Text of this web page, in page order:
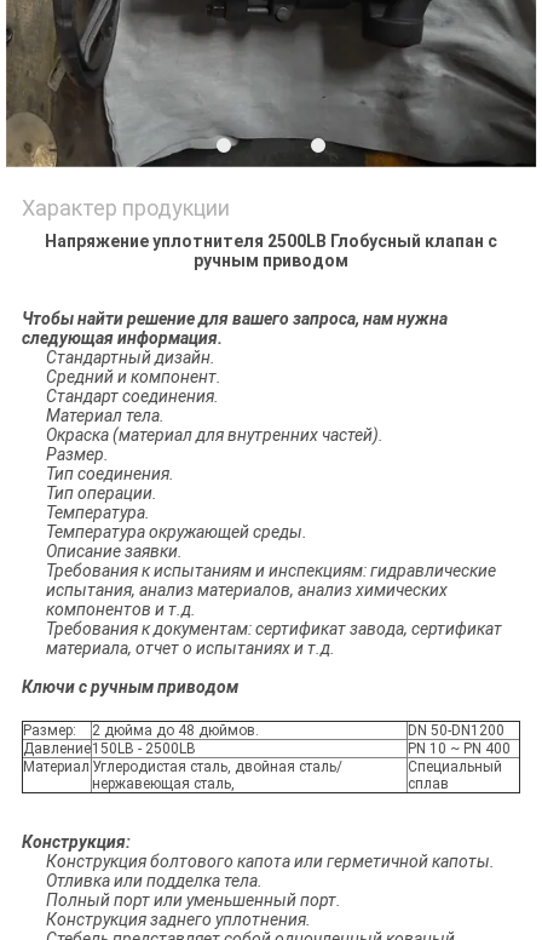
Характер продукции
Напряжение уплотнителя 2500LB Глобусный клапан с
ручным приводом
Чтобы найти решение для вашего запроса, нам нужна
следующая информация.
Стандартный дизайн.
Средний и компонент.
Стандарт соединения.
Материал тела.
Окраска (материал для внутренних частей).
Размер.
Тип соединения.
Тип операции.
Температура.
Температура окружающей среды.
Описание заявки.
Требования к испытаниям и инспекциям: гидравлические
испытания, анализ материалов, анализ химических
компонентов и т.д.
Требования к документам: сертификат завода, сертификат
материала, отчет о испытаниях и т.д.
Ключи с ручным приводом
Размер: 2 дюйма до 48 дюймов.
DN 50-DN1200
Давление150LB - 2500LB
PN 10 ~ PN 400
Материал Углеродистая сталь, двойная сталь/
нержавеющая сталь,
Специальный
сплав
Конструкция:
Конструкция болтового капота или герметичной капоты.
Отливка или подделка тела.
Полный порт или уменьшенный порт.
Конструкция заднего уплотнения.